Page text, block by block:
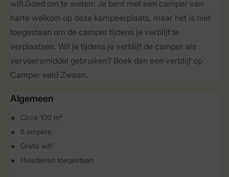
wifi.Goed om te weten: Je bent met een camper van
harte welkom op deze kampeerplaats, maar het is niet
toegestaan om de camper tijdens je verblijf te
verplaatsen. Wil je tijdens je verblijf de camper als
vervoersmiddel gebruiken? Boek dan een verblijf op
Camper veld Zwaan.
Algemeen
Circa 100 m²
6 ampère
Gratis wifi
Huisdieren toegestaan